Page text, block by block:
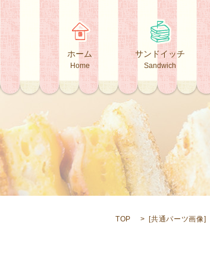
ホーム
Home
サンドイッチ
Sandwich
TOP [共通パーツ画像]